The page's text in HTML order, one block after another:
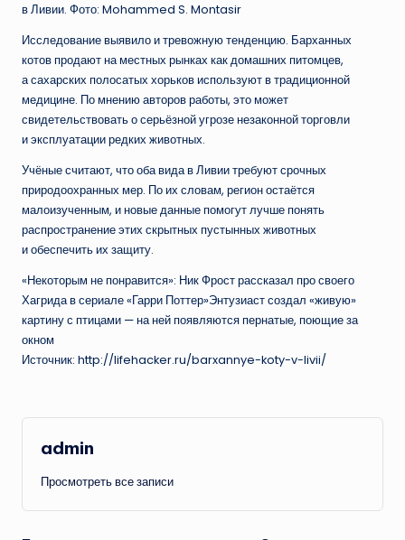
в Ливии. Фото: Mohammed S. Montasir
Исследование выявило и тревожную тенденцию. Барханных
котов продают на местных рынках как домашних питомцев,
а сахарских полосатых хорьков используют в традиционной
медицине. По мнению авторов работы, это может
свидетельствовать о серьёзной угрозе незаконной торговли
и эксплуатации редких животных.
Учёные считают, что оба вида в Ливии требуют срочных
природоохранных мер. По их словам, регион остаётся
малоизученным, и новые данные помогут лучше понять
распространение этих скрытных пустынных животных
и обеспечить их защиту.
«Некоторым не понравится»: Ник Фрост рассказал про своего
Хагрида в сериале «Гарри Поттер»Энтузиаст создал «живую»
картину с птицами — на ней появляются пернатые, поющие за
окном
Источник: http://lifehacker.ru/barxannye-koty-v-livii/
admin
Просмотреть все записи